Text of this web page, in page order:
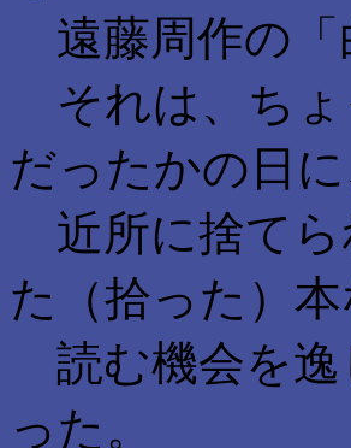
遠藤周作の「
それは、ちょ
だったかの日に
近所に捨てら
た（拾った）
読む機会を逸
った。